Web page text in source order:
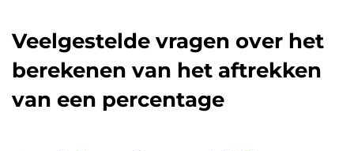
Veelgestelde vragen over het
berekenen van het aftrekken
van een percentage